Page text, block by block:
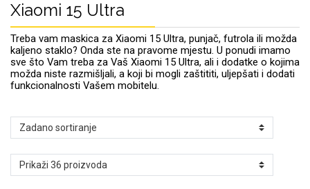
Xiaomi 15 Ultra
Treba vam maskica za Xiaomi 15 Ultra, punjač, futrola ili možda
kaljeno staklo? Onda ste na pravome mjestu. U ponudi imamo
sve što Vam treba za Vaš Xiaomi 15 Ultra, ali i dodatke o kojima
možda niste razmišljali, a koji bi mogli zaštititi, uljepšati i dodati
funkcionalnosti Vašem mobitelu.
Dinamo maskice za
mobitel
Robotski usisavači
Ventilatori
Najprodavanije -
TOP 100
Ljetna kolekcija
Winter Line Art
Apple
Univerzalna oprema
za tablet
7.0 - 8.0 inča
9.0 - 10.0 inča 10.0 - 12.0 inča
Apple
Igračke i ostalo
Selfie Stick
Držači za stol Držači za bicikl
Punjači
Autopunjači Power bank
Mikrofoni
Žičane slušalice Bluetooth Zvučnici
Pametni Satovi
memorijske kartice
Oprema za Smart
Auto Kamere
Podloga za miš
Web kamere i
mikrofoni
Punjači za laptope
Ruksaci i torbice